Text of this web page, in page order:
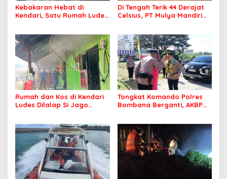
Kebakaran Hebat di
Kendari, Satu Rumah Ludes
Di Tengah Terik 44 Derajat
Celsius, PT Mulya Mandiri
Nyaman Beribadah
Rumah dan Kos di Kendari
Ludes Dilalap Si Jago
Tongkat Komando Polres
Bombana Berganti, AKBP